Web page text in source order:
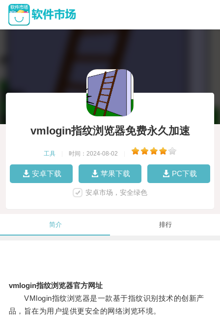
vmlogin指纹浏览器免费永久加速
工具 时间：2024-08-02
安卓下载 苹果下载 PC下载
安卓市场，安全绿色
简介 排行
vmlogin指纹浏览器官方网址
VMlogin指纹浏览器是一款基于指纹识别技术的创新产
品，旨在为用户提供更安全的网络浏览环境。